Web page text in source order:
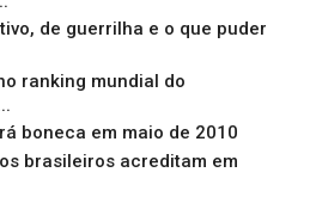
de guerrilha e o que puder
ranking mundial do
boneca em maio de 2010
brasileiros acreditam em